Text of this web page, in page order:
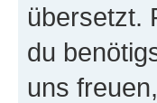
übersetzt.
du
uns